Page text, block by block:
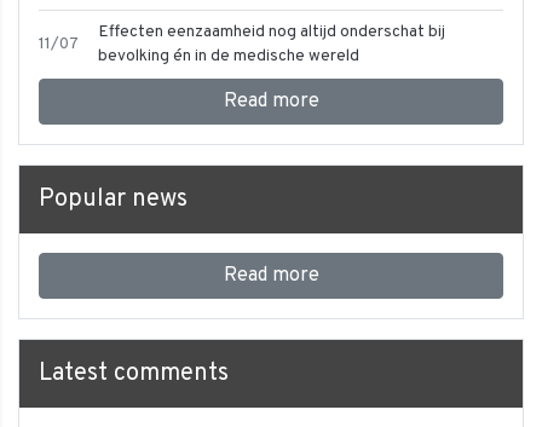
11/07
Effecten eenzaamheid nog altijd onderschat bij
bevolking én in de medische wereld
Read more
Popular news
Read more
Latest comments